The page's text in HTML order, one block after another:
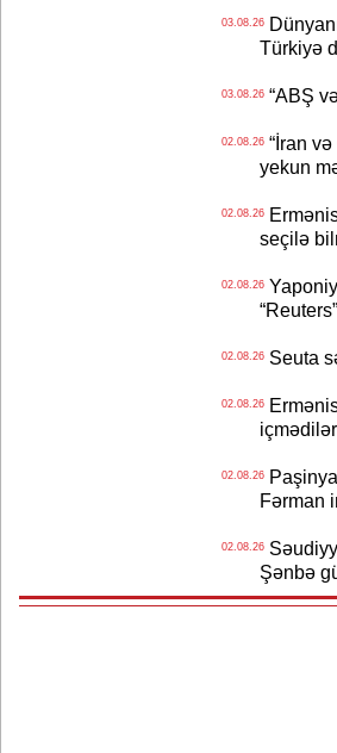
03.08.26
Türkiyə
03.08.26“ABŞ və
02.08.26“İran və
yekun
02.08.26
seçilə
02.08.26
“Reuters”
02.08.26Seuta
02.08.26
02.08.26
Fərman
02.08.26
Şənbə